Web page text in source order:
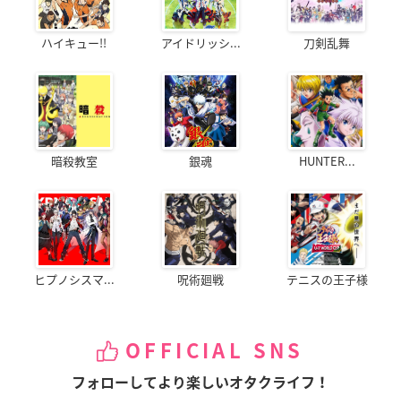
ハイキュー!! アイドリッシ... 刀剣乱舞
暗殺教室 銀魂 HUNTER...
ヒプノシスマ... 呪術廻戦 テニスの王子様
OFFICIAL SNS
フォローしてより楽しいオタクライフ！